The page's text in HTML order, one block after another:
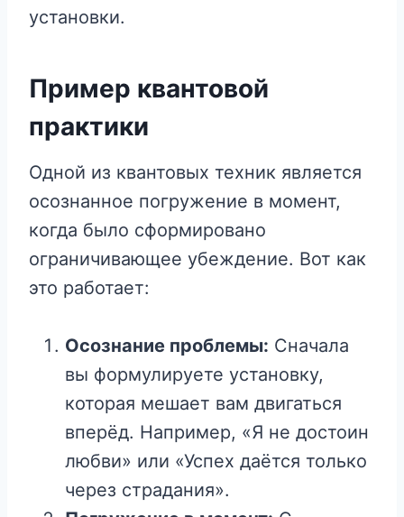
установки.
Пример квантовой
практики
Одной из квантовых техник является
осознанное погружение в момент,
когда было сформировано
ограничивающее убеждение. Вот как
это работает:
Осознание проблемы: Сначала
вы формулируете установку,
которая мешает вам двигаться
вперёд. Например, «Я не достоин
любви» или «Успех даётся только
через страдания».